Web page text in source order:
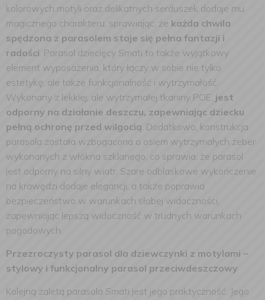
kolorowych motyli oraz delikatnych serduszek dodaje mu
magicznego charakteru, sprawiając, że każda chwila
spędzona z parasolem staje się pełna fantazji i
radości. Parasol dziecięcy Smati to także wyjątkowy
element wyposażenia, który łączy w sobie nie tylko
estetykę, ale także funkcjonalność i wytrzymałość.
Wykonany z lekkiej, ale wytrzymałej tkaniny POE, jest
odporny na działanie deszczu, zapewniając dziecku
pełną ochronę przed wilgocią. Dodatkowo, konstrukcja
parasola została wzbogacona o osiem wytrzymałych żeber
wykonanych z włókna szklanego, co sprawia, że parasol
jest odporny na silny wiatr. Szare odblaskowe wykończenie
na krawędzi dodaje elegancji, a także poprawia
bezpieczeństwo w warunkach słabej widoczności,
zapewniając lepszą widoczność w trudnych warunkach
pogodowych.
Przezroczysty parasol dla dziewczynki z motylami –
stylowy i funkcjonalny parasol przeciwdeszczowy
Kolejną zaletą parasola Smati jest jego praktyczność. Jego